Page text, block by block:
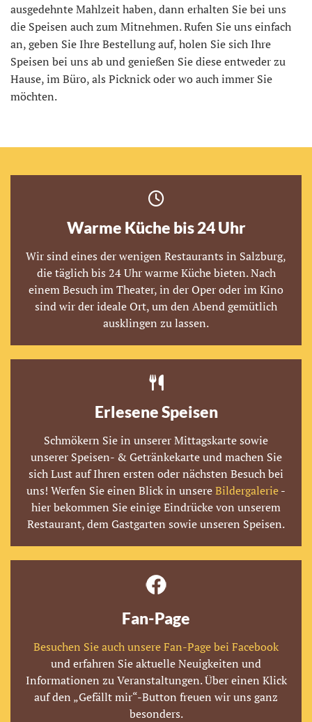
ausgedehnte Mahlzeit haben, dann erhalten Sie bei uns
die Speisen auch zum Mitnehmen. Rufen Sie uns einfach
an, geben Sie Ihre Bestellung auf, holen Sie sich Ihre
Speisen bei uns ab und genießen Sie diese entweder zu
Hause, im Büro, als Picknick oder wo auch immer Sie
möchten.

Warme Küche bis 24 Uhr
Wir sind eines der wenigen Restaurants in Salzburg,
die täglich bis 24 Uhr warme Küche bieten. Nach
einem Besuch im Theater, in der Oper oder im Kino
sind wir der ideale Ort, um den Abend gemütlich
ausklingen zu lassen.

Erlesene Speisen
Schmökern Sie in unserer Mittagskarte sowie
unserer Speisen- & Getränkekarte und machen Sie
sich Lust auf Ihren ersten oder nächsten Besuch bei
uns! Werfen Sie einen Blick in unsereBildergalerie-
hier bekommen Sie einige Eindrücke von unserem
Restaurant, dem Gastgarten sowie unseren Speisen.
Fan-Page
Besuchen Sie auch unsere Fan-Page bei Facebook
und erfahren Sie aktuelle Neuigkeiten und
Informationen zu Veranstaltungen. Über einen Klick
auf den „Gefällt mir“-Button freuen wir uns ganz
besonders.